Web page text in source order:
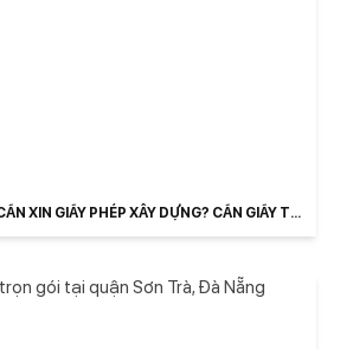
XIN GIẤY PHÉP XÂY DỰNG? CẦN GIẤY TỜ